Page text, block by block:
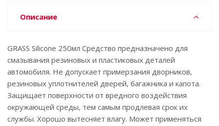
Описание
GRASS Silicone 250мл Средство предназначено для
смазывания резиновых и пластиковых деталей
автомобиля. Не допускает примерзания дворников,
резиновых уплотнителей дверей, багажника и капота.
Защищает поверхности от вредного воздействия
окружающей среды, тем самым продлевая срок их
службы. Хорошо вытесняет влагу. Может применяться